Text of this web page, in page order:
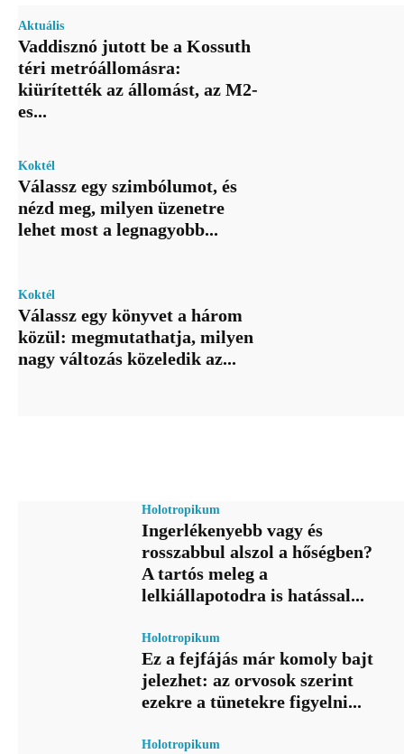
Aktuális
Vaddisznó jutott be a Kossuth
téri metróállomásra:
kiürítették az állomást, az M2-
es...
Koktél
Válassz egy szimbólumot, és
nézd meg, milyen üzenetre
lehet most a legnagyobb...
Koktél
Válassz egy könyvet a három
közül: megmutathatja, milyen
nagy változás közeledik az...
Holotropikum
Ingerlékenyebb vagy és
rosszabbul alszol a hőségben?
A tartós meleg a
lelkiállapotodra is hatással...
Holotropikum
Ez a fejfájás már komoly bajt
jelezhet: az orvosok szerint
ezekre a tünetekre figyelni...
Holotropikum